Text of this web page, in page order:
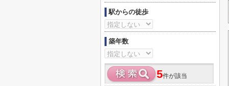
駅からの徒歩
築年数
5件が該当